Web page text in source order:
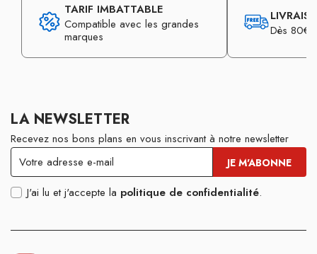
TARIF IMBATTABLE
Compatible avec les grandes
marques
Dès 80€
LA NEWSLETTER
Recevez nos bons plans en vous inscrivant à notre newsletter
J'ai lu et j'accepte la politique de confidentialité.